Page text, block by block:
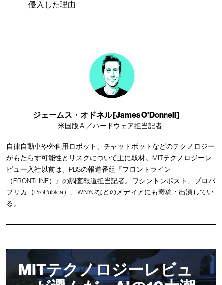
侵入した理由
ジェームス・オドネル [James O'Donnell]
米国版 AI／ハードウェア担当記者
自律自動車や外科用ロボット、チャットボットなどのテクノロジー
がもたらす可能性とリスクについて主に取材。MITテクノロジーレ
ビュー入社以前は、PBSの報道番組『フロントライン
（FRONTLINE）』の調査報道担当記者。ワシントンポスト、プロパ
ブリカ（ProPublica）、WNYCなどのメディアにも寄稿・出演してい
る。
MITテクノロジーレビュ